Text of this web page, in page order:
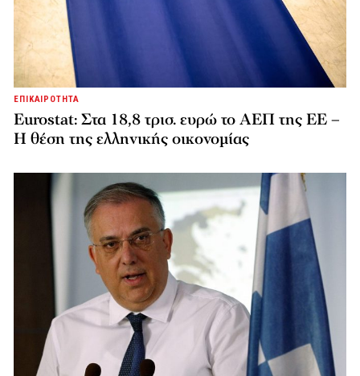
ΕΠΙΚΑΙΡΟΤΗΤΑ
Eurostat: Στα 18,8 τρισ. ευρώ το ΑΕΠ της ΕΕ –
Η θέση της ελληνικής οικονομίας